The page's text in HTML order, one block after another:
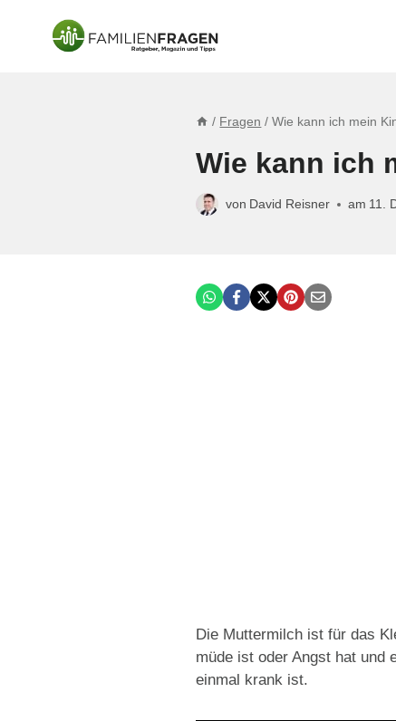
/ Fragen / Wie kann ich mein
Wie kann ich
von David Reisner am 11.
Die Muttermilch ist für das
müde ist oder Angst hat und
einmal krank ist.